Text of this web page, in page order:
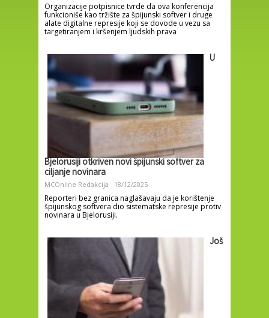
Organizacije potpisnice tvrde da ova konferencija
funkcioniše kao tržište za špijunski softver i druge
alate digitalne represije koji se dovode u vezu sa
targetiranjem i kršenjem ljudskih prava
U
Bjelorusiji otkriven novi špijunski softver za
ciljanje novinara
MCOnline Redakcija 18/12/2025
Reporteri bez granica naglašavaju da je korištenje
špijunskog softvera dio sistematske represije protiv
novinara u Bjelorusiji.
Još